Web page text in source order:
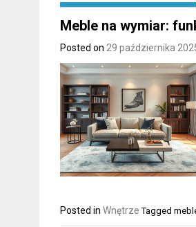
Meble na wymiar:
Posted on 29 października
Posted in Wnętrze Tagged